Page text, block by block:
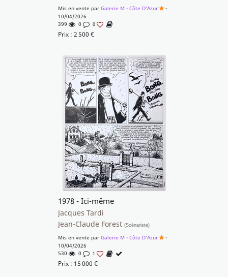
Mis en vente par Galerie M - Côte D'Azur
-
10/04/2026
399
0 0
Prix : 2 500 €
1978 - Ici-même
Jacques Tardi
Jean-Claude Forest (Scénariste)
Mis en vente par Galerie M - Côte D'Azur
-
10/04/2026
530
0 1
Prix : 15 000 €